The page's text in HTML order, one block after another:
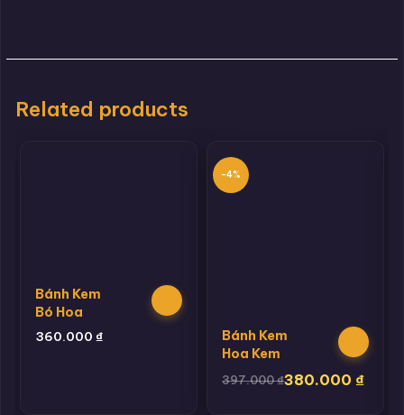
Related products
Bánh Kem
Bó Hoa
360.000 ₫
-4%
Bánh Kem
Hoa Kem
397.000₫380.000 ₫